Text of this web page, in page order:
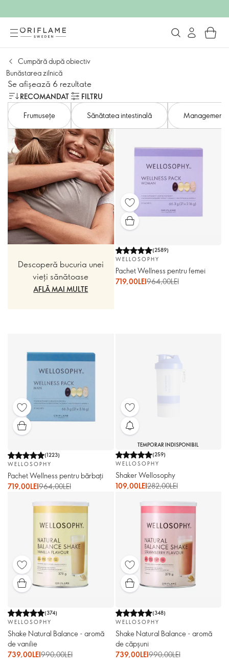
Cumpără după obiectiv
Bunăstarea zilnică
Se afișează 6 rezultate
RECOMANDAT
FILTRU
Frumusețe
Sănătatea intestinală
Descoperă bucuria unei
vieți sănătoase
AFLĂ MAI MULTE
(2589)
WELLOSOPHY
Pachet Wellness pentru femei
719,00LEI964,00LEI
(1223)
WELLOSOPHY
Pachet Wellness pentru bărbați
719,00LEI964,00LEI
TEMPORAR INDISPONIBIL
(259)
WELLOSOPHY
Shaker Wellosophy
109,00LEI282,00LEI
(374)
WELLOSOPHY
Shake Natural Balance - aromă
de vanilie
739,00LEI990,00LEI
(348)
WELLOSOPHY
Shake Natural Balance - aromă
de căpșuni
739,00LEI990,00LEI